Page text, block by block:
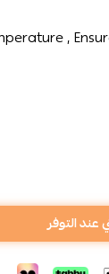
,
عند التوفر